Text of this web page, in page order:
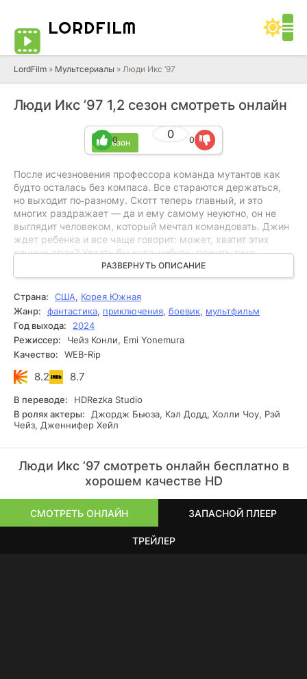
LORDFILM
LordFilm » Мультсериалы » Люди Икс ’97
Люди Икс ’97 1,2 сезон смотреть онлайн
2 сезон
0
0 0
После исчезновения профессора команда мутантов как
будто осталась без компаса. Все стараются держаться,
но выходит по‑разному. Скотт теперь главный, и это
многих раздражает — да и ему самому неуютно, он не
выглядит человеком, который мечтал командовать. Джин
ждет ребенка и все чаще говорит: может, хватит этих
вечных драк? Уехать бы куда-нибудь, пожить тихо,
заняться семьей. Снаружи вроде бы тоже перемены: к
мутантам стали относиться теплее, ООН даже признала
их полезными и официально поддержала. Только вот
людей, которым нужен мир, не так уж много. Страх
никуда не делся.
РАЗВЕРНУТЬ ОПИСАНИЕ
Страна: США, Корея Южная
Жанр:
фантастика, приключения, боевик, мультфильм
Год выхода:
2024
Режиссер:
Чейз Конли, Emi Yonemura
Качество:
WEB-Rip
8.2 8.7
В переводе:
HDRezka Studio
В ролях актеры:
Джордж Бьюза, Кэл Додд, Холли Чоу, Рэй
Чейз, Дженнифер Хейл
Люди Икс ’97 смотреть онлайн бесплатно в
хорошем качестве HD
СМОТРЕТЬ ОНЛАЙН ЗАПАСНОЙ ПЛЕЕР
ТРЕЙЛЕР